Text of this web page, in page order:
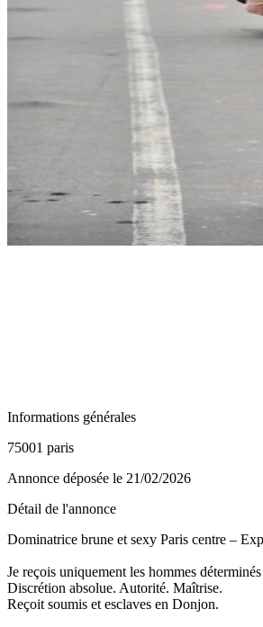
Informations générales
75001 paris
Annonce déposée le 21/02/2026
Détail de l'annonce
Dominatrice brune et sexy Paris centre –
Je reçois uniquement les hommes
Discrétion absolue. Autorité. Maîtrise.
Reçoit soumis et esclaves en Donjon.